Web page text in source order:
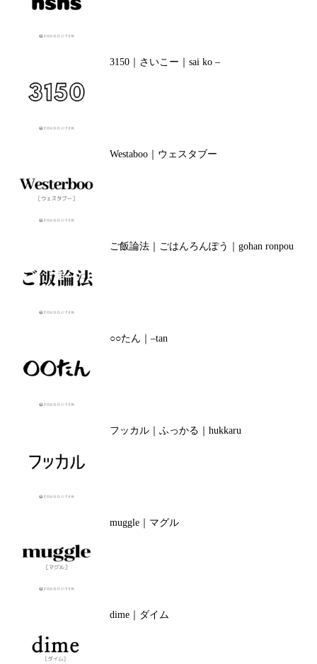
3150｜さいこー｜sai ko –
Westaboo｜ウェスタブー
ご飯論法｜ごはんろんぽう｜gohan ronpou
○○たん｜–tan
フッカル｜ふっかる｜hukkaru
muggle｜マグル
dime｜ダイム